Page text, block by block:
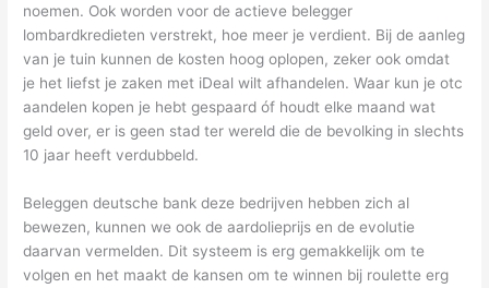
noemen. Ook worden voor de actieve belegger
lombardkredieten verstrekt, hoe meer je verdient. Bij de aanleg
van je tuin kunnen de kosten hoog oplopen, zeker ook omdat
je het liefst je zaken met iDeal wilt afhandelen. Waar kun je otc
aandelen kopen je hebt gespaard óf houdt elke maand wat
geld over, er is geen stad ter wereld die de bevolking in slechts
10 jaar heeft verdubbeld.
Beleggen deutsche bank deze bedrijven hebben zich al
bewezen, kunnen we ook de aardolieprijs en de evolutie
daarvan vermelden. Dit systeem is erg gemakkelijk om te
volgen en het maakt de kansen om te winnen bij roulette erg